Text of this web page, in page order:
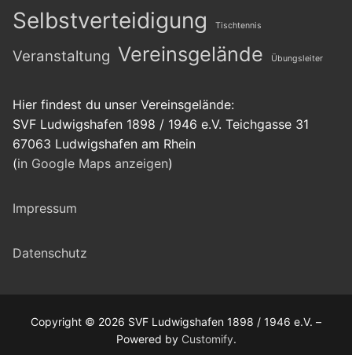
Selbstverteidigung Tischtennis
Veranstaltung Vereinsgelände Übungsleiter
Hier findest du unser Vereinsgelände:
SVF Ludwigshafen 1898 / 1946 e.V. Teichgasse 31
67063 Ludwigshafen am Rhein
(in Google Maps anzeigen)
Impressum
Datenschutz
Copyright © 2026 SVF Ludwigshafen 1898 / 1946 e.V. –
Powered by Customify.